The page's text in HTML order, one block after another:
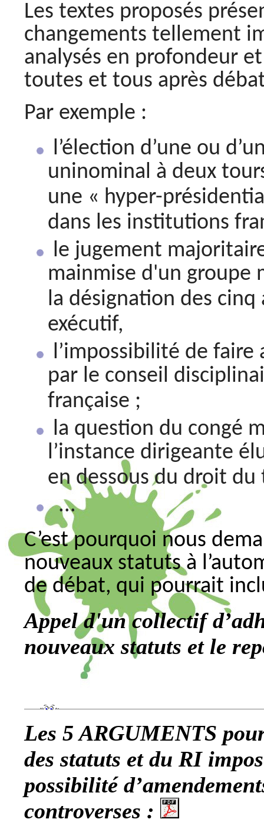
Les textes proposés
changements tellement
analysés en profondeur
toutes et tous après
Par exemple :
l’élection d’une ou
uninominal à deux
une « hyper-
dans les institutions
le jugement
mainmise d'un groupe
la désignation des
exécutif,
l’impossibilité de faire
par le conseil
française ;
la question du congé
l’instance dirigeante
en dessous du droit du
...
C’est pourquoi nous
nouveaux statuts à
de débat, qui pourrait
Appel d'un collectif
nouveaux statuts et le
Les 5 ARGUMENTS
des statuts et du RI
possibilité
controverses :